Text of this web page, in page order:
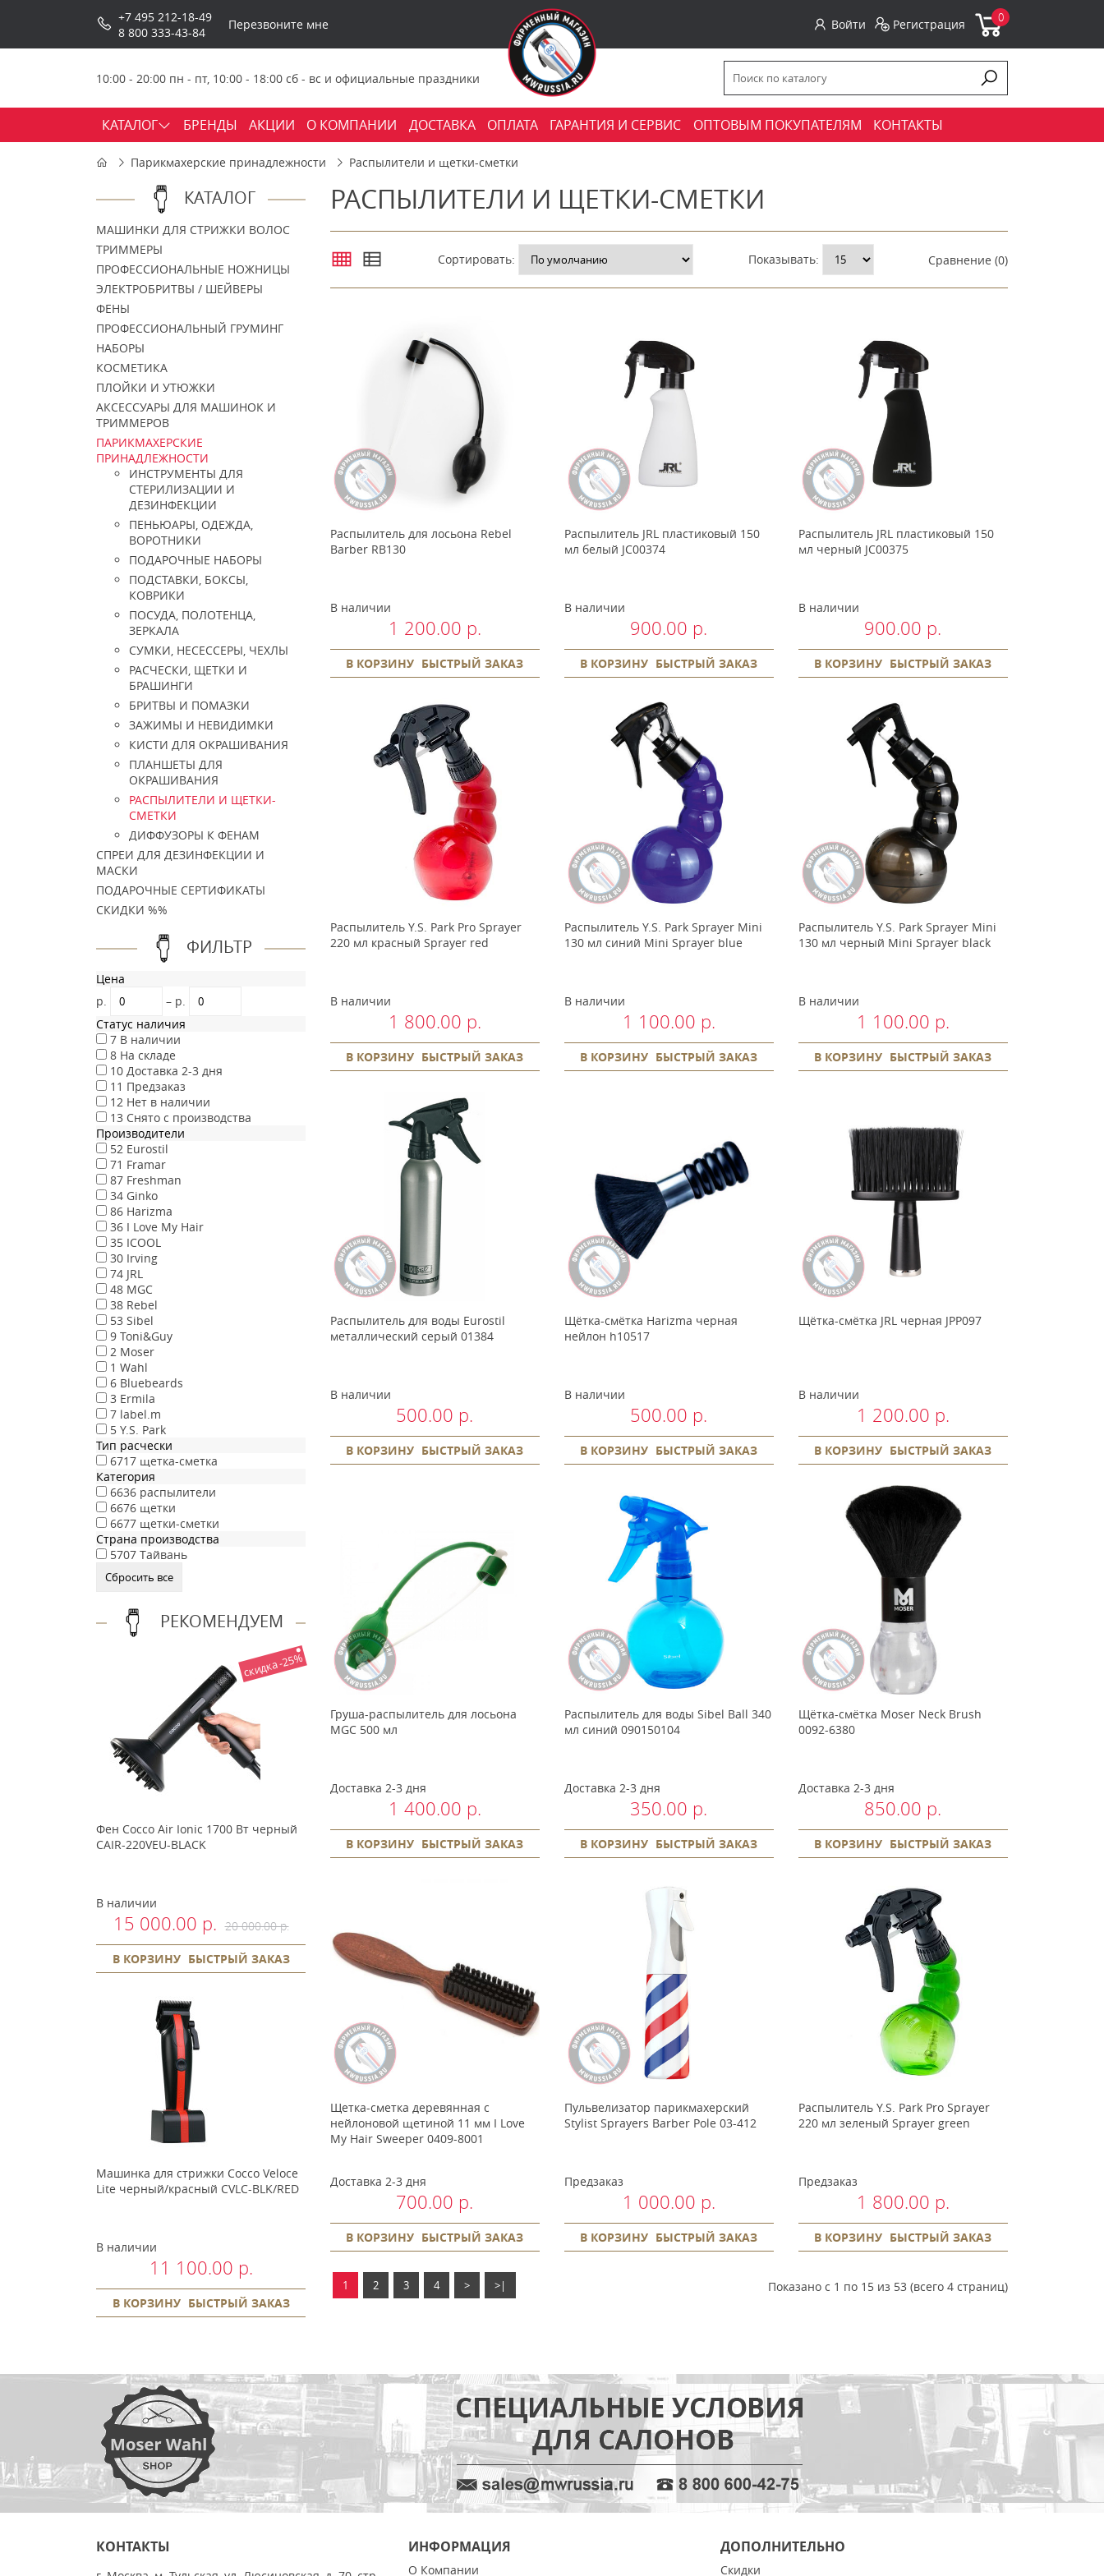
+7 495 212-18-49
8 800 333-43-84
Перезвоните мне Войти Регистрация 0
10:00 - 20:00 пн - пт, 10:00 - 18:00 сб - вс и официальные праздники
КАТАЛОГ БРЕНДЫ АКЦИИ О КОМПАНИИ ДОСТАВКА ОПЛАТА ГАРАНТИЯ И СЕРВИС ОПТОВЫМ ПОКУПАТЕЛЯМ КОНТАКТЫ
Парикмахерские принадлежности Распылители и щетки-сметки
КАТАЛОГ
МАШИНКИ ДЛЯ СТРИЖКИ ВОЛОС
ТРИММЕРЫ
ПРОФЕССИОНАЛЬНЫЕ НОЖНИЦЫ
ЭЛЕКТРОБРИТВЫ / ШЕЙВЕРЫ
ФЕНЫ
ПРОФЕССИОНАЛЬНЫЙ ГРУМИНГ
НАБОРЫ
КОСМЕТИКА
ПЛОЙКИ И УТЮЖКИ
АКСЕССУАРЫ ДЛЯ МАШИНОК И
ТРИММЕРОВ
ПАРИКМАХЕРСКИЕ
ПРИНАДЛЕЖНОСТИ
ИНСТРУМЕНТЫ ДЛЯ
СТЕРИЛИЗАЦИИ И
ДЕЗИНФЕКЦИИ
ПЕНЬЮАРЫ, ОДЕЖДА,
ВОРОТНИКИ
ПОДАРОЧНЫЕ НАБОРЫ
ПОДСТАВКИ, БОКСЫ,
КОВРИКИ
ПОСУДА, ПОЛОТЕНЦА,
ЗЕРКАЛА
СУМКИ, НЕСЕССЕРЫ, ЧЕХЛЫ
РАСЧЕСКИ, ЩЕТКИ И
БРАШИНГИ
БРИТВЫ И ПОМАЗКИ
ЗАЖИМЫ И НЕВИДИМКИ
КИСТИ ДЛЯ ОКРАШИВАНИЯ
ПЛАНШЕТЫ ДЛЯ
ОКРАШИВАНИЯ
РАСПЫЛИТЕЛИ И ЩЕТКИ-
СМЕТКИ
ДИФФУЗОРЫ К ФЕНАМ
СПРЕИ ДЛЯ ДЕЗИНФЕКЦИИ И
МАСКИ
ПОДАРОЧНЫЕ СЕРТИФИКАТЫ
СКИДКИ %%
ФИЛЬТР
Цена
р.
– р.
Статус наличия
7 В наличии
8 На складе
10 Доставка 2-3 дня
11 Предзаказ
12 Нет в наличии
13 Снято с производства
Производители
52 Eurostil
71 Framar
87 Freshman
34 Ginko
86 Harizma
36 I Love My Hair
35 ICOOL
30 Irving
74 JRL
48 MGC
38 Rebel
53 Sibel
9 Toni&Guy
2 Moser
1 Wahl
6 Bluebeards
3 Ermila
7 label.m
5 Y.S. Park
Тип расчески
6717 щетка-сметка
Категория
6636 распылители
6676 щетки
6677 щетки-сметки
Страна производства
5707 Тайвань
РЕКОМЕНДУЕМ
скидка -25%
Фен Cocco Air Ionic 1700 Вт черный
CAIR-220VEU-BLACK
В наличии
15 000.00 р. 20 000.00 р.
В КОРЗИНУ БЫСТРЫЙ ЗАКАЗ
Машинка для стрижки Cocco Veloce
Lite черный/красный CVLC-BLK/RED
В наличии
11 100.00 р.
В КОРЗИНУ БЫСТРЫЙ ЗАКАЗ
РАСПЫЛИТЕЛИ И ЩЕТКИ-СМЕТКИ
Сортировать: Показывать: Сравнение (0)
Распылитель для лосьона Rebel
Barber RB130
В наличии
1 200.00 р.
В КОРЗИНУ БЫСТРЫЙ ЗАКАЗ
Распылитель JRL пластиковый 150
мл белый JC00374
В наличии
900.00 р.
В КОРЗИНУ БЫСТРЫЙ ЗАКАЗ
Распылитель JRL пластиковый 150
мл черный JC00375
В наличии
900.00 р.
В КОРЗИНУ БЫСТРЫЙ ЗАКАЗ
Распылитель Y.S. Park Pro Sprayer
220 мл красный Sprayer red
В наличии
1 800.00 р.
В КОРЗИНУ БЫСТРЫЙ ЗАКАЗ
Распылитель Y.S. Park Sprayer Mini
130 мл синий Mini Sprayer blue
В наличии
1 100.00 р.
В КОРЗИНУ БЫСТРЫЙ ЗАКАЗ
Распылитель Y.S. Park Sprayer Mini
130 мл черный Mini Sprayer black
В наличии
1 100.00 р.
В КОРЗИНУ БЫСТРЫЙ ЗАКАЗ
Распылитель для воды Eurostil
металлический серый 01384
В наличии
500.00 р.
В КОРЗИНУ БЫСТРЫЙ ЗАКАЗ
Щётка-смётка Harizma черная
нейлон h10517
В наличии
500.00 р.
В КОРЗИНУ БЫСТРЫЙ ЗАКАЗ
Щётка-смётка JRL черная JPP097
В наличии
1 200.00 р.
В КОРЗИНУ БЫСТРЫЙ ЗАКАЗ
Груша-распылитель для лосьона
MGC 500 мл
Доставка 2-3 дня
1 400.00 р.
В КОРЗИНУ БЫСТРЫЙ ЗАКАЗ
Распылитель для воды Sibel Ball 340
мл синий 090150104
Доставка 2-3 дня
350.00 р.
В КОРЗИНУ БЫСТРЫЙ ЗАКАЗ
Щётка-смётка Moser Neck Brush
0092-6380
Доставка 2-3 дня
850.00 р.
В КОРЗИНУ БЫСТРЫЙ ЗАКАЗ
Щетка-сметка деревянная с
нейлоновой щетиной 11 мм I Love
My Hair Sweeper 0409-8001
Доставка 2-3 дня
700.00 р.
В КОРЗИНУ БЫСТРЫЙ ЗАКАЗ
Пульвелизатор парикмахерский
Stylist Sprayers Barber Pole 03-412
Предзаказ
1 000.00 р.
В КОРЗИНУ БЫСТРЫЙ ЗАКАЗ
Распылитель Y.S. Park Pro Sprayer
220 мл зеленый Sprayer green
Предзаказ
1 800.00 р.
В КОРЗИНУ БЫСТРЫЙ ЗАКАЗ
1 2 3 4 > >| Показано с 1 по 15 из 53 (всего 4 страниц)
КОНТАКТЫ ИНФОРМАЦИЯ
О Компании
ДОПОЛНИТЕЛЬНО
Скидки